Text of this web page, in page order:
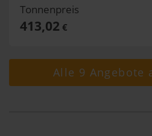
Tonnenpreis
413,02 €
Alle 9 Angebote